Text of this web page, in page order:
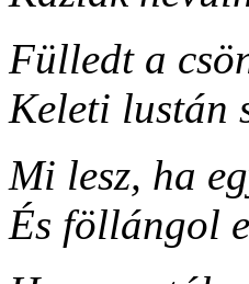
Fülledt a
Keleti lustán
Mi lesz, ha
És föllángol